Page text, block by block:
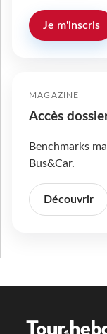
Je m'inscris
MAGAZINE
Accès
Benchmarks
Bus&Car.
Découvrir